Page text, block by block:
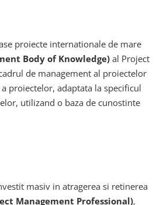
proiecte internationale de mare
Body of Knowledge)al Project
de management al proiectelor
proiectelor, adaptata la specificul
utilizand o baza de cunostinte
masiv in atragerea si retinerea
Management Professional),